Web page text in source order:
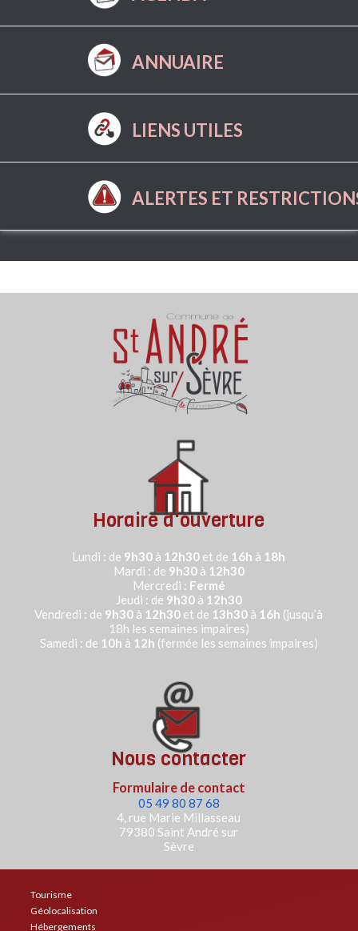
ANNUAIRE
LIENS UTILES
ALERTES ET
Horaire d'ouverture
Lundi : de 9h30 à 12h30 et de 16h à 18h
Mardi : de 9h30à 12h30
Mercredi : Fermé
Jeudi : de 9h30à 12h30
Vendredi : de 9h30 à 12h30 et de 13h30 à 16h (jusqu’à
18h les semaines impaires)
Samedi : de 10h à 12h (fermée les semaines impaires)
Nous contacter
Formulaire de contact
05 49 80 87 68
4, rue Marie Millasseau
79380 Saint André sur
Sèvre
Tourisme
Géolocalisation
Hébergements